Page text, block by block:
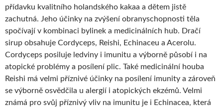
přídavku kvalitního holandského kakaa a dětem jistě
zachutná. Jeho účinky na zvýšení obranyschopnosti těla
spočívají v kombinaci bylinek a medicinálních hub. Dračí
sirup obsahuje Cordyceps, Reishi, Echinaceu a Acerolu.
Cordyceps posiluje ledviny i imunitu a výborně působí i na
atopické problémy a posílení plic. Také medicinální houba
Reishi má velmi příznivé účinky na posílení imunity a zároveň
se výborně osvědčila u alergií i atopických ekzémů. Velmi
známá pro svůj příznivý vliv na imunitu je i Echinacea, která